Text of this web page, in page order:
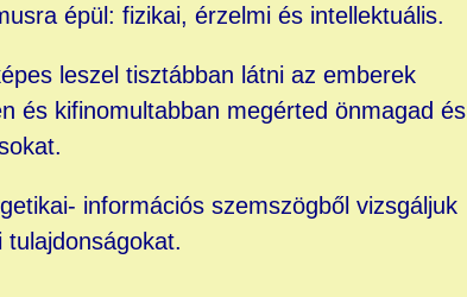
épül: fizikai, érzelmi és intellektuális.
leszel tisztábban látni az emberek
és kifinomultabban megérted önmagad és
információs szemszögből vizsgáljuk